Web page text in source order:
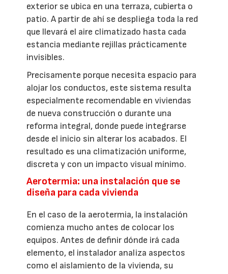
exterior se ubica en una terraza, cubierta o
patio. A partir de ahí se despliega toda la red
que llevará el aire climatizado hasta cada
estancia mediante rejillas prácticamente
invisibles.
Precisamente porque necesita espacio para
alojar los conductos, este sistema resulta
especialmente recomendable en viviendas
de nueva construcción o durante una
reforma integral, donde puede integrarse
desde el inicio sin alterar los acabados. El
resultado es una climatización uniforme,
discreta y con un impacto visual mínimo.
Aerotermia: una instalación que se
diseña para cada vivienda
En el caso de la aerotermia, la instalación
comienza mucho antes de colocar los
equipos. Antes de definir dónde irá cada
elemento, el instalador analiza aspectos
como el aislamiento de la vivienda, su